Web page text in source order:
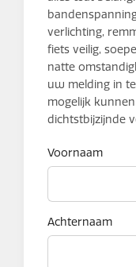
verlichting,
fiets veilig,
natte
uw melding in
mogelijk
dichtstbijzijnde
Voornaam
Achternaam